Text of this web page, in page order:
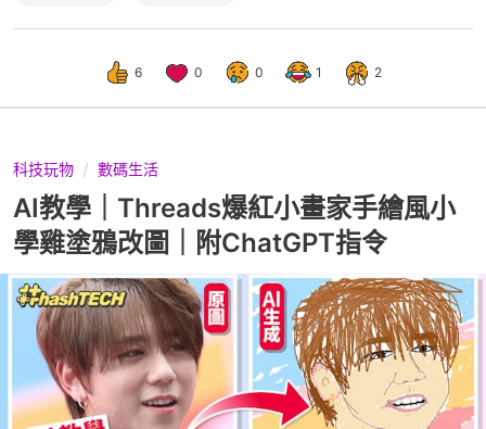
6 0 0 1 2
科技玩物 數碼生活
AI教學｜Threads爆紅小畫家手繪風小
學雞塗鴉改圖｜附ChatGPT指令